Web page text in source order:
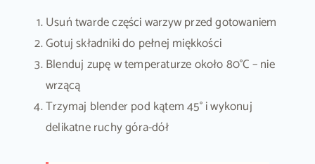
Usuń twarde części warzyw przed gotowaniem
Gotuj składniki do pełnej miękkości
Blenduj zupę w temperaturze około 80°C – nie
wrzącą
Trzymaj blender pod kątem 45° i wykonuj
delikatne ruchy góra-dół